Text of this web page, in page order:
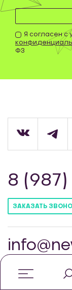
Я согласен с
ФЗ
8
ЗАКАЗАТЬ
© Интернет-